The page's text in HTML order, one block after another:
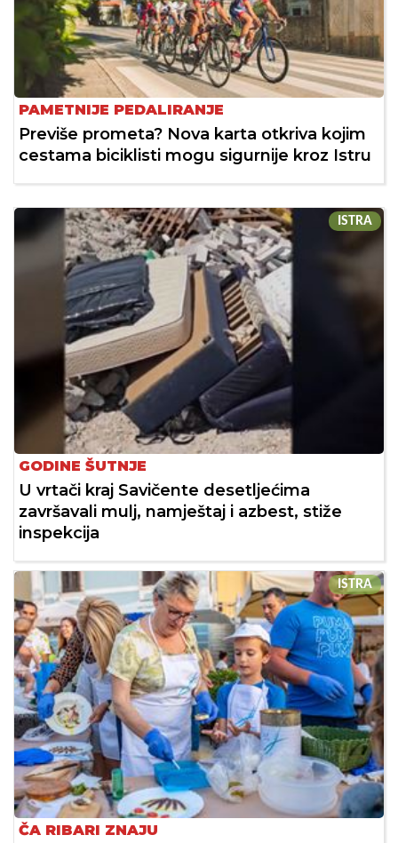
PAMETNIJE PEDALIRANJE
Previše prometa? Nova karta otkriva kojim
cestama biciklisti mogu sigurnije kroz Istru
ISTRA
GODINE ŠUTNJE
U vrtači kraj Savičente desetljećima
završavali mulj, namještaj i azbest, stiže
inspekcija
ISTRA
ČA RIBARI ZNAJU